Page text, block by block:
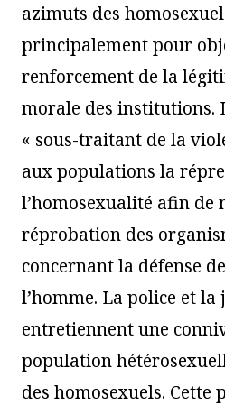
azimuts des
principalement pour
renforcement de la
morale des institutions.
« sous-traitant de la
aux populations la
l’homosexualité afin de
réprobation des
concernant la défense
l’homme. La police et la
entretiennent une
population
des homosexuels. Cette